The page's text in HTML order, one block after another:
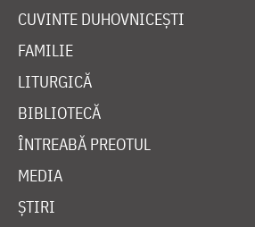
CUVINTE DUHOVNICEȘTI
FAMILIE
LITURGICĂ
BIBLIOTECĂ
ÎNTREABĂ PREOTUL
MEDIA
ȘTIRI